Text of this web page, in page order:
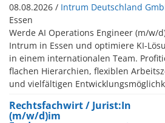
08.08.2026 / Intrum Deutschland
Essen
Werde AI Operations Engineer (m/w/
Intrum in Essen und optimiere KI-
in einem internationalen Team.
flachen Hierarchien, flexiblen
und vielfältigen
Rechtsfachwirt / Jurist:In
(m/w/d)im